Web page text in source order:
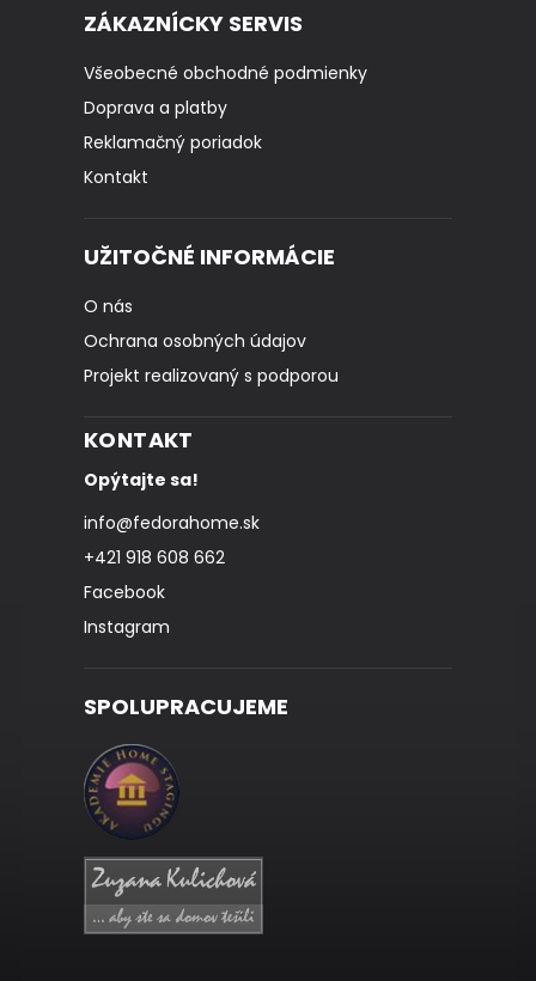
ZÁKAZNÍCKY SERVIS
Všeobecné obchodné podmienky
Doprava a platby
Reklamačný poriadok
Kontakt
UŽITOČNÉ INFORMÁCIE
O nás
Ochrana osobných údajov
Projekt realizovaný s podporou
KONTAKT
Opýtajte sa!
info@fedorahome.sk
+421 918 608 662
Facebook
Instagram
SPOLUPRACUJEME